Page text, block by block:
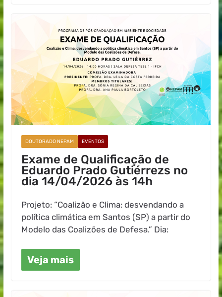
DOUTORADO NEPAM EVENTOS
Exame de Qualificação de
Eduardo Prado Gutiérrezs no
dia 14/04/2026 às 14h
Projeto: “Coalizão e Clima: desvendando a
política climática em Santos (SP) a partir do
Modelo das Coalizões de Defesa.” Dia:
Veja mais